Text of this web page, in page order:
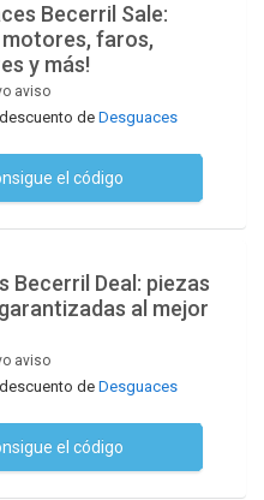
Becerril Sale:
faros,
y más!
aviso
de Desguaces
el código
Becerril Deal: piezas
al mejor
aviso
de Desguaces
el código